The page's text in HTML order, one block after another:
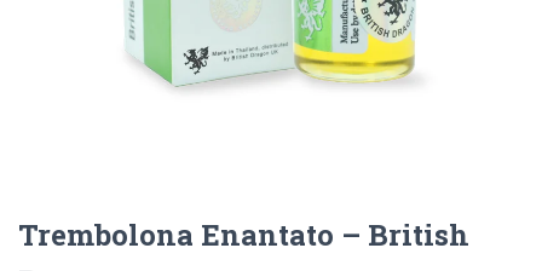
Trembolona Enantato – British